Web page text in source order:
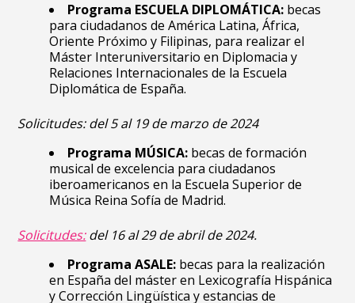
Programa ESCUELA DIPLOMÁTICA: becas
para ciudadanos de América Latina, África,
Oriente Próximo y Filipinas, para realizar el
Máster Interuniversitario en Diplomacia y
Relaciones Internacionales de la Escuela
Diplomática de España.
Solicitudes: del 5 al 19 de marzo de 2024
Programa MÚSICA: becas de formación
musical de excelencia para ciudadanos
iberoamericanos en la Escuela Superior de
Música Reina Sofía de Madrid.
Solicitudes:del 16 al 29 de abril de 2024.
Programa ASALE: becas para la realización
en España del máster en Lexicografía Hispánica
y Corrección Lingüística y estancias de